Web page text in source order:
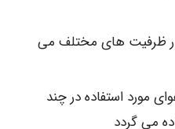
ظرفیت های مختلف می
مورد استفاده در چند
می گردد